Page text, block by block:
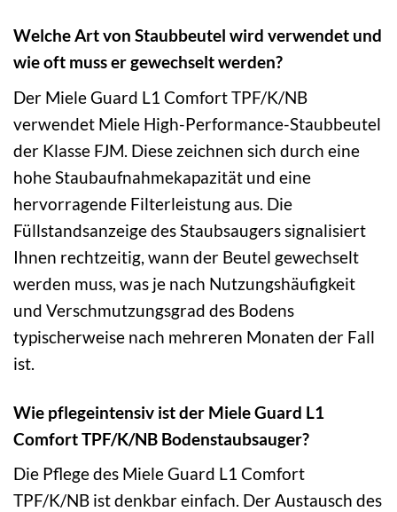
Welche Art von Staubbeutel wird verwendet und
wie oft muss er gewechselt werden?
Der Miele Guard L1 Comfort TPF/K/NB
verwendet Miele High-Performance-Staubbeutel
der Klasse FJM. Diese zeichnen sich durch eine
hohe Staubaufnahmekapazität und eine
hervorragende Filterleistung aus. Die
Füllstandsanzeige des Staubsaugers signalisiert
Ihnen rechtzeitig, wann der Beutel gewechselt
werden muss, was je nach Nutzungshäufigkeit
und Verschmutzungsgrad des Bodens
typischerweise nach mehreren Monaten der Fall
ist.
Wie pflegeintensiv ist der Miele Guard L1
Comfort TPF/K/NB Bodenstaubsauger?
Die Pflege des Miele Guard L1 Comfort
TPF/K/NB ist denkbar einfach. Der Austausch des